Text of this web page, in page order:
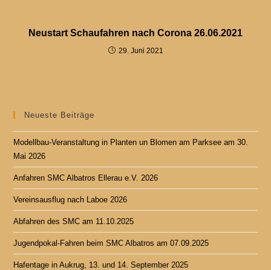
Neustart Schaufahren nach Corona 26.06.2021
29. Juni 2021
Neueste Beiträge
Modellbau-Veranstaltung in Planten un Blomen am Parksee am 30.
Mai 2026
Anfahren SMC Albatros Ellerau e.V. 2026
Vereinsausflug nach Laboe 2026
Abfahren des SMC am 11.10.2025
Jugendpokal-Fahren beim SMC Albatros am 07.09.2025
Hafentage in Aukrug, 13. und 14. September 2025